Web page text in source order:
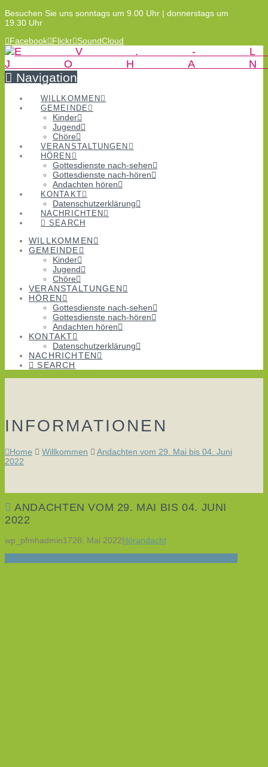
Besuchen Sie uns sonntags um 9.00 Uhr | donnerstags um
19.30 Uhr
Facebook Flickr SoundCloud
Navigation
WILLKOMMEN
GEMEINDE
Kinder
Jugend
Chöre
VERANSTALTUNGEN
HÖREN
Gottesdienste nach-sehen
Gottesdienste nach-hören
Andachten hören
KONTAKT
Datenschutzerklärung
NACHRICHTEN
SEARCH
WILLKOMMEN
GEMEINDE
Kinder
Jugend
Chöre
VERANSTALTUNGEN
HÖREN
Gottesdienste nach-sehen
Gottesdienste nach-hören
Andachten hören
KONTAKT
Datenschutzerklärung
NACHRICHTEN
SEARCH
INFORMATIONEN
Home Willkommen
Andachten vom 29. Mai bis 04. Juni
2022
ANDACHTEN VOM 29. MAI BIS 04. JUNI
2022
wp_pfmhadmin1728. Mai 2022Hörandacht